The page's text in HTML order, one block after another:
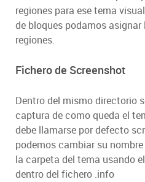
regiones para ese tema
de bloques podamos
regiones.
Fichero de Screenshot
Dentro del mismo directorio
captura de como queda el
debe llamarse por defecto
podemos cambiar su
la carpeta del tema usando
dentro del fichero .info